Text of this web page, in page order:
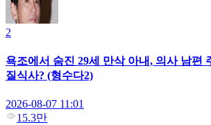
2
욕조에서 숨진 29세 만삭 아내, 의사 남편
질식사? (형수다2)
2026-08-07 11:01
15.3만